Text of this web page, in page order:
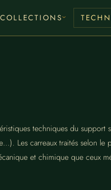
COLLECTIONS
techniques du support
Les carreaux traités selon le
et chimique que ceux